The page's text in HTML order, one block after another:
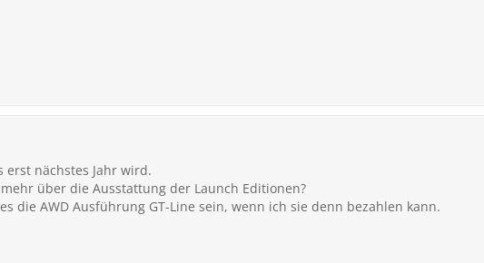
erst nächstes Jahr wird.
über die Ausstattung der Launch Editionen?
die AWD Ausführung GT-Line sein, wenn ich sie denn bezahlen kann.